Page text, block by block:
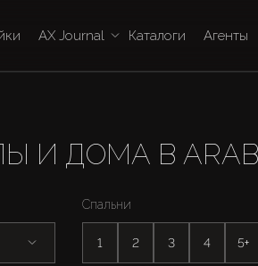
AX Journal Каталоги Агенты
И ДОМА В
Спальни
1 2 3 4 5+